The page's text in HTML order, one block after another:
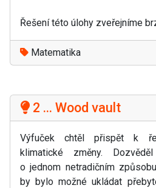
Řešení této úlohy zveřejníme
Matematika
2 ... Wood vault
Výfuček chtěl přispět k
klimatické změny.
o jednom netradičním
by bylo možné ukládat